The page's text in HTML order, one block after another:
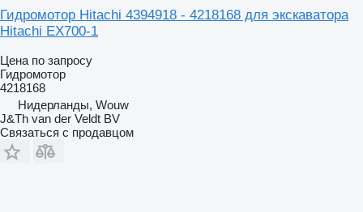
Гидромотор Hitachi 4394918 - 4218168 для экскаватора
Hitachi EX700-1
Цена по запросу
Гидромотор
4218168
Нидерланды, Wouw
J&Th van der Veldt BV
Связаться с продавцом